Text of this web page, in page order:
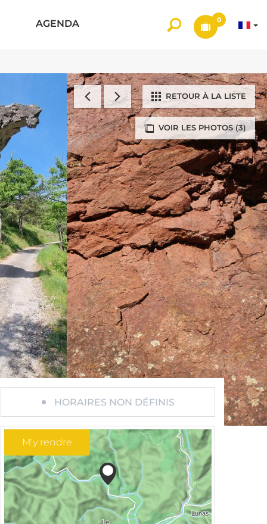
AGENDA 0
VOIR LES PHOTOS (3)
RETOUR À LA LISTE
HORAIRES NON DÉFINIS
M'y rendre